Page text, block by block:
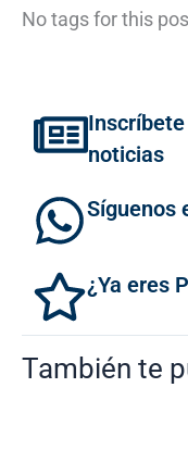
No tags for this
noticias
Síguenos
¿Ya eres
También te